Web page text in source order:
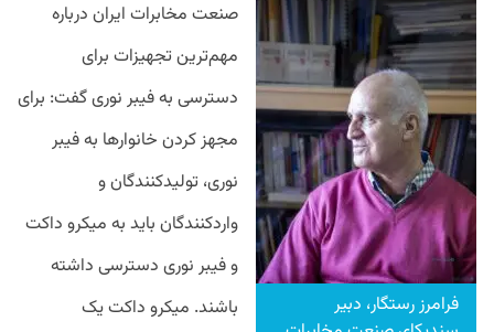
فرامرز رستگار، دبیر
صنعت مخابرات ایران درباره
مهم‌ترین تجهیزات برای
دسترسی به فیبر نوری گفت: برای
مجهز کردن خانوارها به فیبر
نوری، تولیدکنندگان و
واردکنندگان باید به میکرو داکت
و فیبر نوری دسترسی داشته‌
باشند. میکرو داکت یک